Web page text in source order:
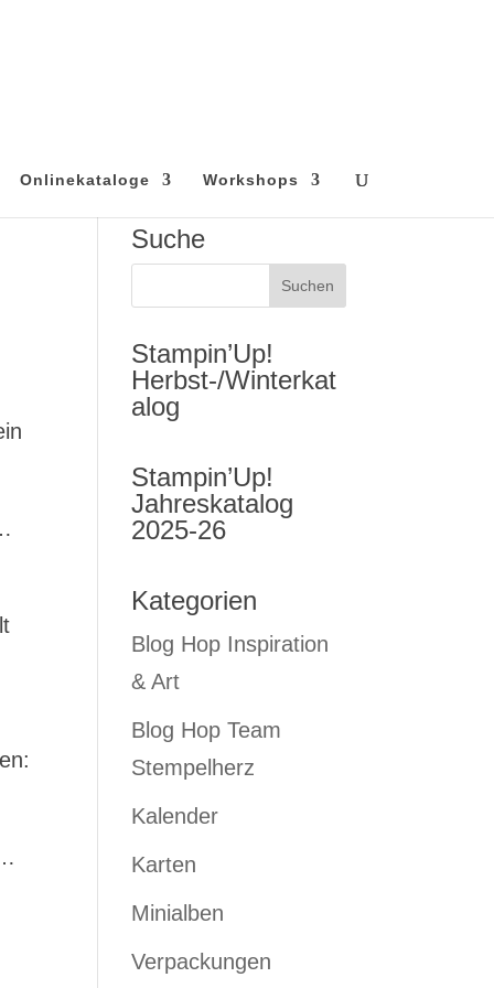
Onlinekataloge Workshops
Suche
Stampin’Up!
Herbst-/Winterkat
alog
Stampin’Up!
Jahreskatalog
2025-26
Kategorien
Blog Hop Inspiration
& Art
Blog Hop Team
Stempelherz
Kalender
Karten
Minialben
Verpackungen